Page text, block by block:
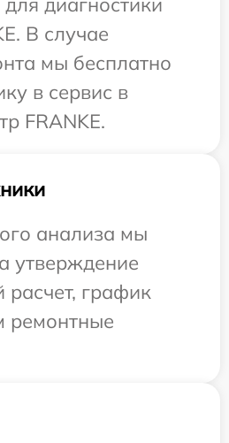
В случае
мы бесплатно
в сервис в
FRANKE.
анализа мы
утверждение
расчет, график
ремонтные